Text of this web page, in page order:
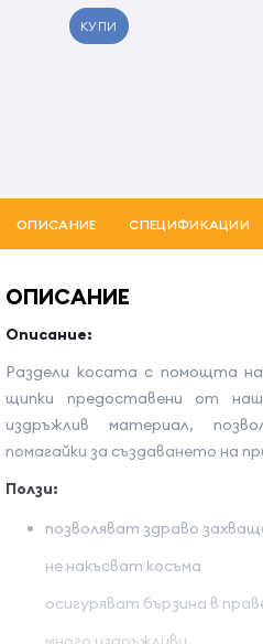
КУПИ
ОПИСАНИЕ СПЕЦИФИКАЦИИ
ОПИСАНИЕ
Описание:
Раздели косата с помощта
щипки предоставени от
издръжлив материал,
помагайки за създаването на
Ползи:
позволяват здраво
не накъсват косъма
осигуряват бързина в